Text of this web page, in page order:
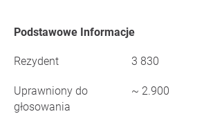
Podstawowe Informacje
Rezydent 3 830
Uprawniony do
głosowania
~ 2.900